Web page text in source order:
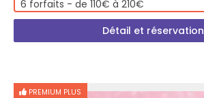
6 forfaits - de 110€ à 210€
Détail et réservation
PREMIUM PLUS